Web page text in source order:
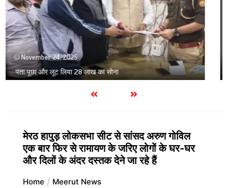
September 9, 2025 1 min
मोबाइल एप का क्यू आर कोड स्कैन कर लूट करने वाले दबोचे
मेरठ हापुड़ लोकसभा सीट से सांसद अरुण गोविल
एक बार फिर से रामायण के जरिए लोगों के घर-घर
और दिलों के अंदर दस्तक देने जा रहे हैं
Home Meerut News